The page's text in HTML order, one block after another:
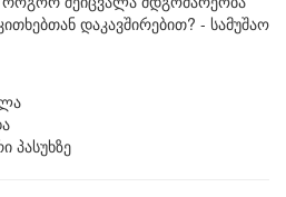
დაკავშირებით? - სამუშაო
პასუხზე